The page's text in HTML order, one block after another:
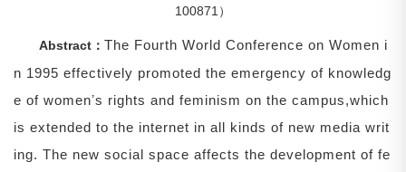
100871 ）
Abstract ： The Fourth World Conference on Women i
n 1995 effectively promoted the emergency of knowledg
e of womenʼs rights and feminism on the campus,which
is extended to the internet in all kinds of new media writ
ing. The new social space affects the development of fe